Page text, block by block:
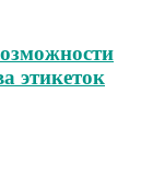
этикеток